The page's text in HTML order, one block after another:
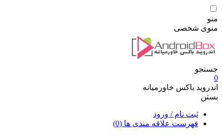
منو
منوی شخصی
جستجو
0
اندروید باکس خاورمیانه
بستن
ثبت نام / ورود
فهرست علاقه مندی ها (0)